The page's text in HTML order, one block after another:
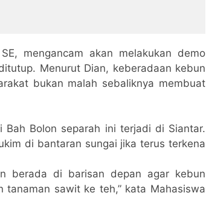
mengancam akan melakukan demo
Menurut Dian, keberadaan kebun
bukan malah sebaliknya membuat
Bah Bolon separah ini terjadi di Siantar.
di bantaran sungai jika terus terkena
berada di barisan depan agar kebun
sawit ke teh,” kata Mahasiswa